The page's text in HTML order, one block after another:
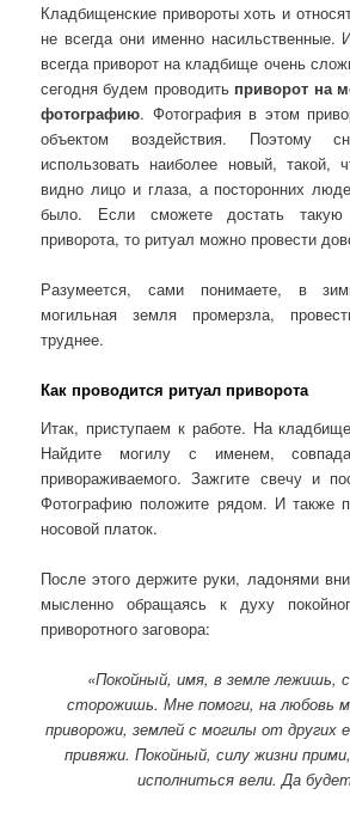
Кладбищенские привороты хоть и
не всегда они именно насильственные.
всегда приворот на кладбище очень
сегодня будем проводить приворот на
фотографию. Фотография в этом
объектом воздействия. Поэтому
использовать наиболее новый, такой,
видно лицо и глаза, а посторонних
было. Если сможете достать
приворота, то ритуал можно провести
Разумеется, сами понимаете, в
могильная земля промерзла,
труднее.
Как проводится ритуал приворота
Итак, приступаем к работе. На
Найдите могилу с именем,
привораживаемого. Зажгите свечу и
Фотографию положите рядом. И также
носовой платок.
После этого держите руки, ладонями
мысленно обращаясь к духу
приворотного заговора:
«Покойный, имя, в земле лежишь,
сторожишь. Мне помоги, на любовь
приворожи, землей с могилы от других
привяжи. Покойный, силу жизни
исполниться вели. Да